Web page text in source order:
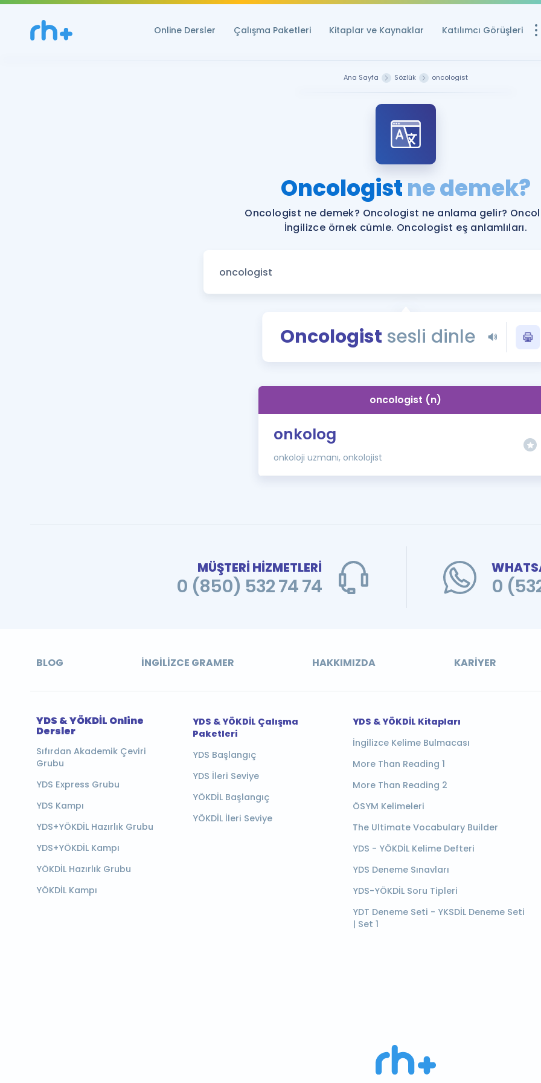
Online Dersler Çalışma Paketleri Kitaplar ve Kaynaklar Katılımcı Görüşleri
Ücretsiz
YDS ve YÖKDİL
YDS ve YÖKDİL'e
Tüm ÖSYM
YDS - YÖKDİL
İngilizce
Ana Sayfa Sözlük oncologist
Oncologistne demek?
Oncologist ne demek? Oncologist ne anlama gelir?
İngilizce örnek cümle. Oncologist eş anlamlıları.
Oncologist sesli dinle
oncologist (n)
onkolog
onkoloji uzmanı, onkolojist
MÜŞTERİ HİZMETLERİ
0 (850) 532 74 74 0
BLOG İNGILIZCE GRAMER HAKKIMIZDA KARIYER
YDS & YÖKDİL Online
Dersler
Sıfırdan Akademik Çeviri
Grubu
YDS Express Grubu
YDS Kampı
YDS+YÖKDİL Hazırlık Grubu
YDS+YÖKDİL Kampı
YÖKDİL Hazırlık Grubu
YÖKDİL Kampı
YDS & YÖKDİL Çalışma
Paketleri
YDS Başlangıç
YDS İleri Seviye
YÖKDİL Başlangıç
YÖKDİL İleri Seviye
YDS & YÖKDİL Kitapları
İngilizce Kelime Bulmacası
More Than Reading 1
More Than Reading 2
ÖSYM Kelimeleri
The Ultimate Vocabulary Builder
YDS - YÖKDİL Kelime Defteri
YDS Deneme Sınavları
YDS-YÖKDİL Soru Tipleri
YDT Deneme Seti - YKSDİL Deneme Seti
| Set 1